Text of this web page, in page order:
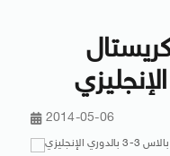
2014-05-06